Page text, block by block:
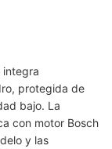
integra
protegida de
bajo. La
con motor Bosch
y las